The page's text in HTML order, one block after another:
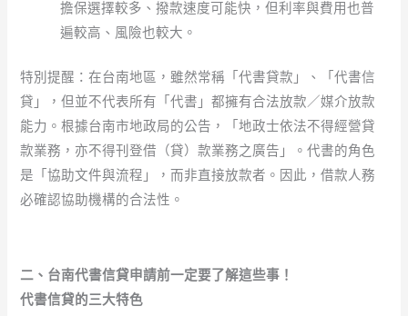
擔保選擇較多、撥款速度可能快，但利率與費用也普
遍較高、風險也較大。
特別提醒：在台南地區，雖然常稱「代書貸款」、「代書信
貸」，但並不代表所有「代書」都擁有合法放款／媒介放款
能力。根據台南市地政局的公告，「地政士依法不得經營貸
款業務，亦不得刊登借（貸）款業務之廣告」。代書的角色
是「協助文件與流程」，而非直接放款者。因此，借款人務
必確認協助機構的合法性。
二、台南代書信貸申請前一定要了解這些事！
代書信貸的三大特色